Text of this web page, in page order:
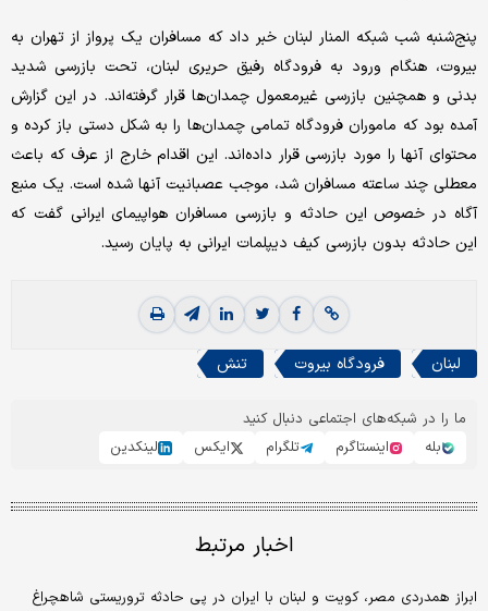
پنج‌شنبه شب شبکه المنار لبنان خبر داد که مسافران یک پرواز از تهران به
بیروت، هنگام ورود به فرودگاه رفیق حریری لبنان، تحت بازرسی شدید
بدنی و همچنین بازرسی غیرمعمول چمدان‌‌‌ها قرار گرفته‌‌‌اند. در این گزارش
آمده بود که ماموران فرودگاه تمامی چمدان‌‌‌ها را به شکل دستی باز کرده و
محتوای آنها را مورد بازرسی قرار داده‌‌‌اند. این اقدام خارج از عرف که باعث
معطلی چند ساعته مسافران شد، موجب عصبانیت آنها شده است. یک منبع
آگاه در خصوص این حادثه و بازرسی مسافران هواپیمای ایرانی گفت که
این حادثه بدون بازرسی کیف دیپلمات ایرانی به پایان رسید.
لبنان فرودگاه بیروت تنش
ما را در شبکه‌های اجتماعی دنبال کنید
بله
اینستاگرم تلگرام ایکس لینکدین
اخبار مرتبط
ابراز همدردی مصر، کویت و لبنان با ایران در پی حادثه تروریستی شاهچراغ